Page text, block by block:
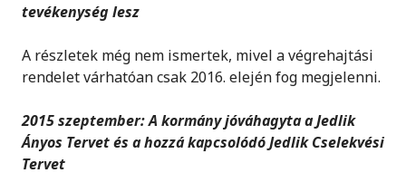
tevékenység lesz
A részletek még nem ismertek, mivel a végrehajtási
rendelet várhatóan csak 2016. elején fog megjelenni.
2015 szeptember: A kormány jóváhagyta a Jedlik
Ányos Tervet és a hozzá kapcsolódó Jedlik Cselekvési
Tervet